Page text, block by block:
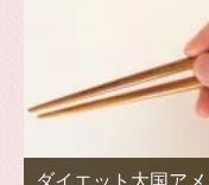
ダイエット大国ア